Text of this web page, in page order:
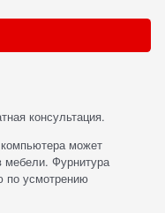
консультация.
может
мебели. Фурнитура
по усмотрению